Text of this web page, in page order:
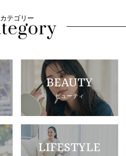
カテゴリー
BEAUTY
ビューティ
LIFESTYLE